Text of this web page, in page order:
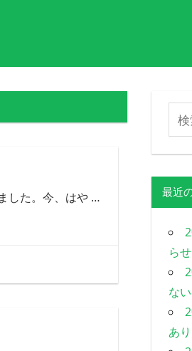
した。今、はや … 最近
らせ
な
あ